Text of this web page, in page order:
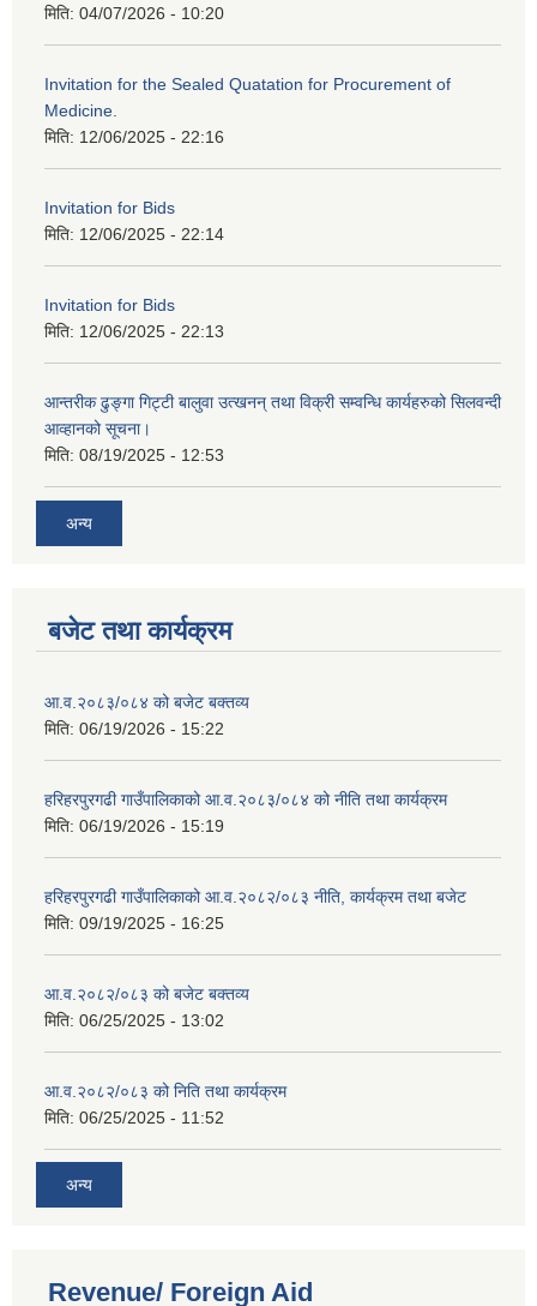
मिति: 04/07/2026 - 10:20
Invitation for the Sealed Quatation for Procurement of
Medicine.
मिति: 12/06/2025 - 22:16
Invitation for Bids
मिति: 12/06/2025 - 22:14
Invitation for Bids
मिति: 12/06/2025 - 22:13
आन्तरीक ढुङ्गा गिट्टी बालुवा उत्खनन् तथा विक्री सम्वन्धि कार्यहरुको सिलवन्दी
आव्हानको सूचना।
मिति: 08/19/2025 - 12:53
अन्य
बजेट तथा कार्यक्रम
आ.व.२०८३/०८४ को बजेट बक्तव्य
मिति: 06/19/2026 - 15:22
हरिहरपुरगढी गाउँपालिकाको आ.व.२०८३/०८४ को नीति तथा कार्यक्रम
मिति: 06/19/2026 - 15:19
हरिहरपुरगढी गाउँपालिकाको आ.व.२०८२/०८३ नीति, कार्यक्रम तथा बजेट
मिति: 09/19/2025 - 16:25
आ.व.२०८२/०८३ को बजेट बक्तव्य
मिति: 06/25/2025 - 13:02
आ.व.२०८२/०८३ को निति तथा कार्यक्रम
मिति: 06/25/2025 - 11:52
अन्य
Revenue/ Foreign Aid